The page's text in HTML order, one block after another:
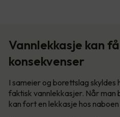
Vannlekkasje kan
konsekvenser
I sameier og borettslag skyldes
faktisk vannlekkasjer. Når
kan fort en lekkasje hos